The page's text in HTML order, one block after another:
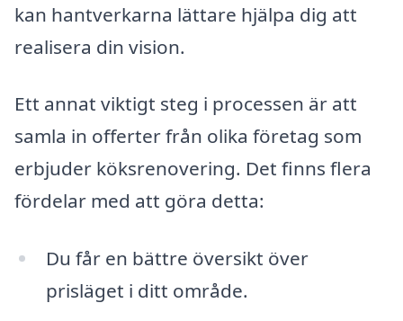
kan hantverkarna lättare hjälpa dig att
realisera din vision.
Ett annat viktigt steg i processen är att
samla in offerter från olika företag som
erbjuder köksrenovering. Det finns flera
fördelar med att göra detta:
Du får en bättre översikt över
prisläget i ditt område.